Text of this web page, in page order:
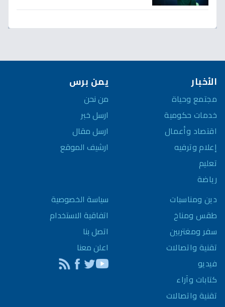
الأخبار
مجتمع وحياة
خدمات حكومية
اقتصاد وأعمال
إعلام وترفيه
تعليم
رياضة
دين ومناسبات
طقس ومناخ
سفر ومغتربين
تقنية واتصالات
فيديو
كتابات وآراء
تقنية واتصالات
يمن برس
من نحن
ارسل خبر
ارسل مقال
ارشيف الموقع
سياسة الخصوصية
اتفاقية الاستخدام
اتصل بنا
اعلن معنا